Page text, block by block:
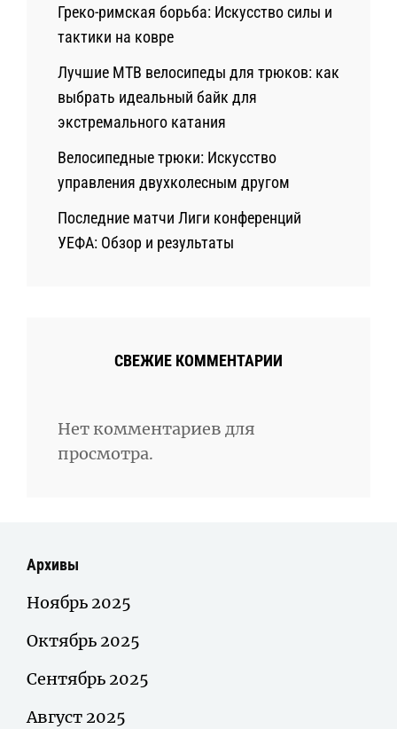
Греко-римская борьба: Искусство силы и
тактики на ковре
Лучшие MTB велосипеды для трюков: как
выбрать идеальный байк для
экстремального катания
Велосипедные трюки: Искусство
управления двухколесным другом
Последние матчи Лиги конференций
УЕФА: Обзор и результаты
СВЕЖИЕ КОММЕНТАРИИ
Нет комментариев для
просмотра.
Архивы
Ноябрь 2025
Октябрь 2025
Сентябрь 2025
Август 2025